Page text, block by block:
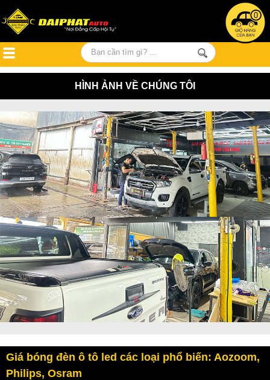
0
HÌNH ẢNH VỀ CHÚNG TÔI
Giá bóng đèn ô tô led các loại phổ biến: Aozoom,
Philips, Osram